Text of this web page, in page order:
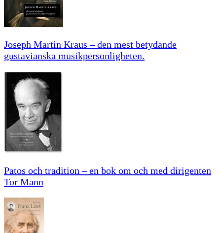
Joseph Martin Kraus – den mest betydande
gustavianska musikpersonligheten.
Patos och tradition – en bok om och med dirigenten
Tor Mann